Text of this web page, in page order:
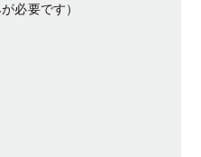
必要です）